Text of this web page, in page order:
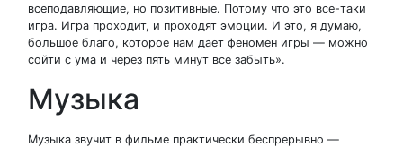
всеподавляющие, но позитивные. Потому что это все-таки
игра. Игра проходит, и проходят эмоции. И это, я думаю,
большое благо, которое нам дает феномен игры — можно
сойти с ума и через пять минут все забыть».
Музыка
Музыка звучит в фильме практически беспрерывно —